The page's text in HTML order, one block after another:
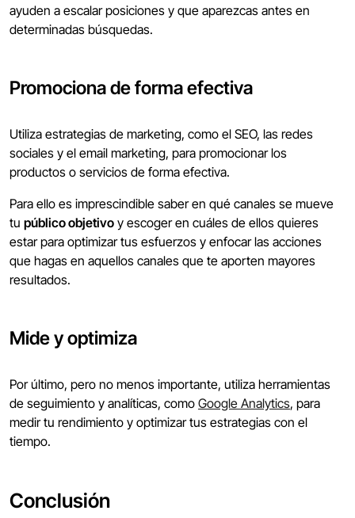
ayuden a escalar posiciones y que aparezcas antes en
determinadas búsquedas.
Promociona de forma efectiva
Utiliza estrategias de marketing, como el SEO, las redes
sociales y el email marketing, para promocionar los
productos o servicios de forma efectiva.
Para ello es imprescindible saber en qué canales se mueve
tu público objetivo y escoger en cuáles de ellos quieres
estar para optimizar tus esfuerzos y enfocar las acciones
que hagas en aquellos canales que te aporten mayores
resultados.
Mide y optimiza
Por último, pero no menos importante, utiliza herramientas
de seguimiento y analíticas, como Google Analytics, para
medir tu rendimiento y optimizar tus estrategias con el
tiempo.
Conclusión